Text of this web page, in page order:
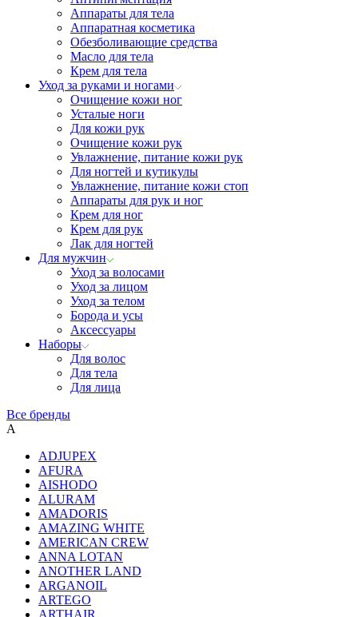
Аппараты для тела
Аппаратная косметика
Обезболивающие средства
Масло для тела
Крем для тела
Уход за руками и ногами
Очищение кожи ног
Усталые ноги
Для кожи рук
Очищение кожи рук
Увлажнение, питание кожи рук
Для ногтей и кутикулы
Увлажнение, питание кожи стоп
Аппараты для рук и ног
Крем для ног
Крем для рук
Лак для ногтей
Для мужчин
Уход за волосами
Уход за лицом
Уход за телом
Борода и усы
Аксессуары
Наборы
Для волос
Для тела
Для лица
Все бренды
A
ADJUPEX
AFURA
AISHODO
ALURAM
AMADORIS
AMAZING WHITE
AMERICAN CREW
ANNA LOTAN
ANOTHER LAND
ARGANOIL
ARTEGO
ARTHAIR